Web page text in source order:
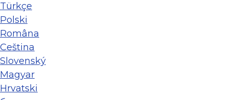
Türkçe
Polski
Româna
Ceština
Slovenský
Magyar
Hrvatski